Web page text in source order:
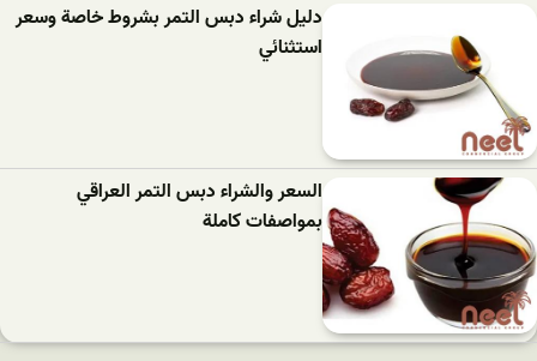
دليل شراء دبس التمر بشروط خاصة وسعر
استثنائي
السعر والشراء دبس التمر العراقي
بمواصفات كاملة